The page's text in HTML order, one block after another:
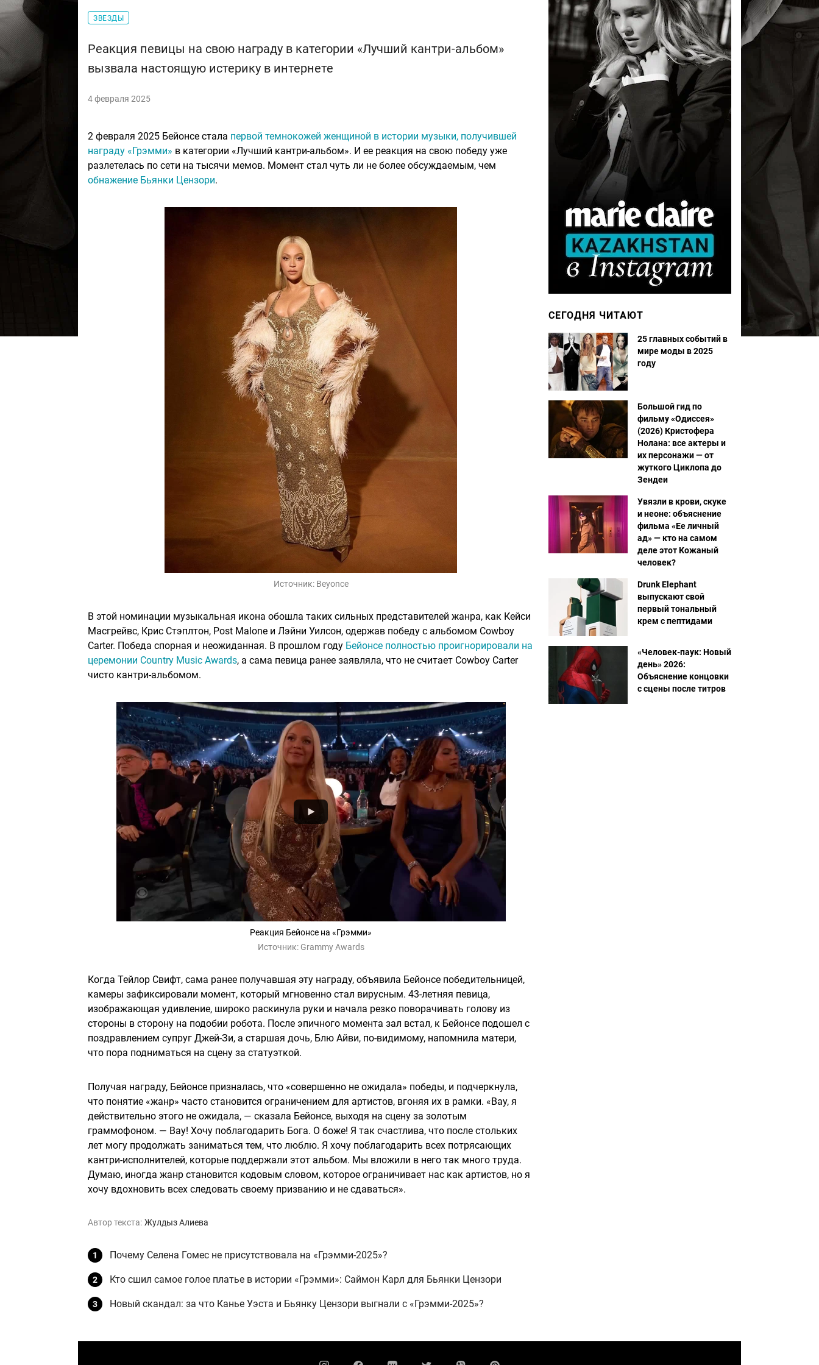
ЗВЕЗДЫ
Реакция певицы на свою награду в категории «Лучший кантри-альбом»
вызвала настоящую истерику в интернете
4 февраля 2025
2 февраля 2025 Бейонсе стала первой темнокожей женщиной в истории музыки, получившей
награду «Грэмми» в категории «Лучший кантри-альбом». И ее реакция на свою победу уже
разлетелась по сети на тысячи мемов. Момент стал чуть ли не более обсуждаемым, чем
обнажение Бьянки Цензори.
Источник: Beyonce
В этой номинации музыкальная икона обошла таких сильных представителей жанра, как Кейси
Масгрейвс, Крис Стэплтон, Post Malone и Лэйни Уилсон, одержав победу с альбомом Cowboy
Carter. Победа спорная и неожиданная. В прошлом году Бейонсе полностью проигнорировали на
церемонии Country Music Awards, а сама певица ранее заявляла, что не считает Cowboy Carter
чисто кантри-альбомом.
Реакция Бейонсе на «Грэмми»
Источник: Grammy Awards
Когда Тейлор Свифт, сама ранее получавшая эту награду, объявила Бейонсе победительницей,
камеры зафиксировали момент, который мгновенно стал вирусным. 43-летняя певица,
изображающая удивление, широко раскинула руки и начала резко поворачивать голову из
стороны в сторону на подобии робота. После эпичного момента зал встал, к Бейонсе подошел с
поздравлением супруг Джей-Зи, а старшая дочь, Блю Айви, по-видимому, напомнила матери,
что пора подниматься на сцену за статуэткой.
Получая награду, Бейонсе призналась, что «совершенно не ожидала» победы, и подчеркнула,
что понятие «жанр» часто становится ограничением для артистов, вгоняя их в рамки. «Вау, я
действительно этого не ожидала, — сказала Бейонсе, выходя на сцену за золотым
граммофоном. — Вау! Хочу поблагодарить Бога. О боже! Я так счастлива, что после стольких
лет могу продолжать заниматься тем, что люблю. Я хочу поблагодарить всех потрясающих
кантри-исполнителей, которые поддержали этот альбом. Мы вложили в него так много труда.
Думаю, иногда жанр становится кодовым словом, которое ограничивает нас как артистов, но я
хочу вдохновить всех следовать своему призванию и не сдаваться».
Автор текста: Жулдыз Алиева
Почему Селена Гомес не присутствовала на «Грэмми-2025»?
Кто сшил самое голое платье в истории «Грэмми»: Саймон Карл для Бьянки Цензори
Новый скандал: за что Канье Уэста и Бьянку Цензори выгнали с «Грэмми-2025»?
СЕГОДНЯ ЧИТАЮТ
25 главных событий в
мире моды в 2025
году
Большой гид по
фильму «Одиссея»
(2026) Кристофера
Нолана: все актеры и
их персонажи — от
жуткого Циклопа до
Зендеи
Увязли в крови, скуке
и неоне: объяснение
фильма «Ее личный
ад» — кто на самом
деле этот Кожаный
человек?
Drunk Elephant
выпускают свой
первый тональный
крем с пептидами
«Человек-паук: Новый
день» 2026:
Объяснение концовки
с сцены после титров